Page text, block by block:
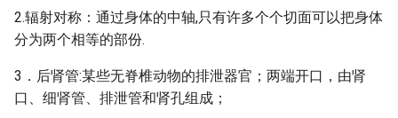
2.辐射对称：通过身体的中轴,只有许多个个切面可以把身体
分为两个相等的部份.
3．后肾管:某些无脊椎动物的排泄器官；两端开口，由肾
口、细肾管、排泄管和肾孔组成；